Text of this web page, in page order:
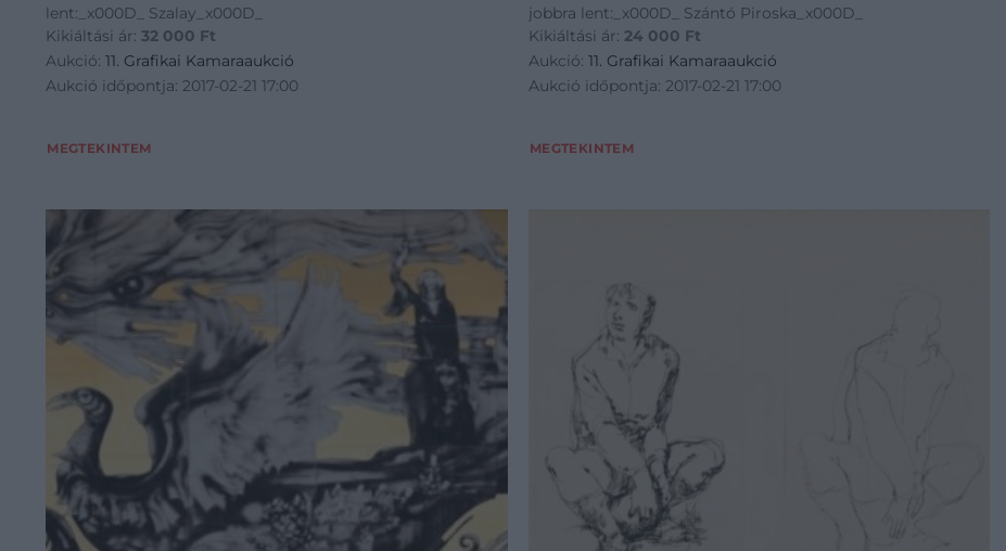
lent:_x000D_ Szalay_x000D_
Kikiáltási ár:32 000 Ft
Aukció:11. Grafikai Kamaraaukció
Aukció időpontja: 2017-02-21 17:00
MEGTEKINTEM
jobbra lent:_x000D_ Szántó Piroska_x000D_
Kikiáltási ár: 24 000 Ft
Aukció:11. Grafikai Kamaraaukció
Aukció időpontja: 2017-02-21 17:00
MEGTEKINTEM